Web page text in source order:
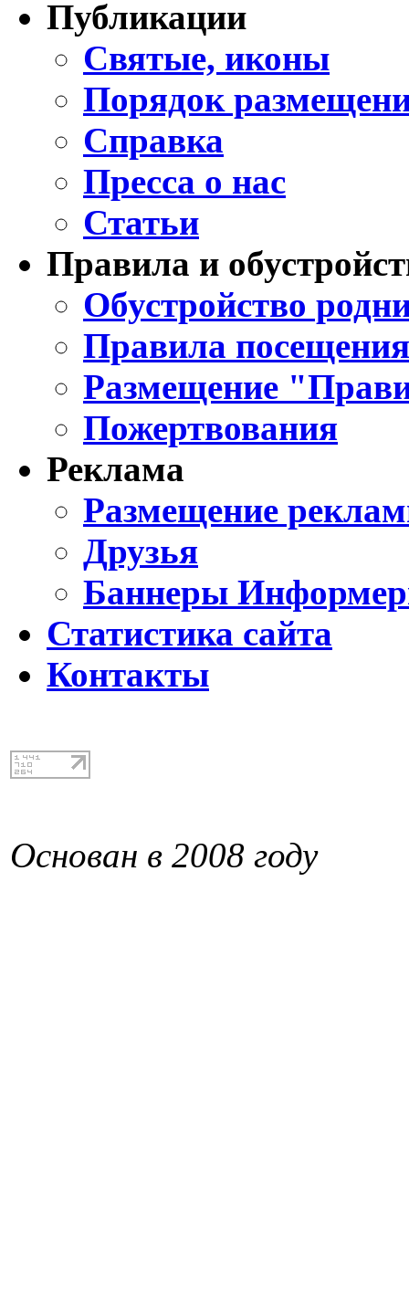
Публикации
Святые, иконы
Порядок
Справка
Пресса о нас
Статьи
Правила и
Обустройство
Правила
Размещение
Пожертвования
Реклама
Размещение
Друзья
Баннеры
Статистика сайта
Контакты
Основан в 2008 году